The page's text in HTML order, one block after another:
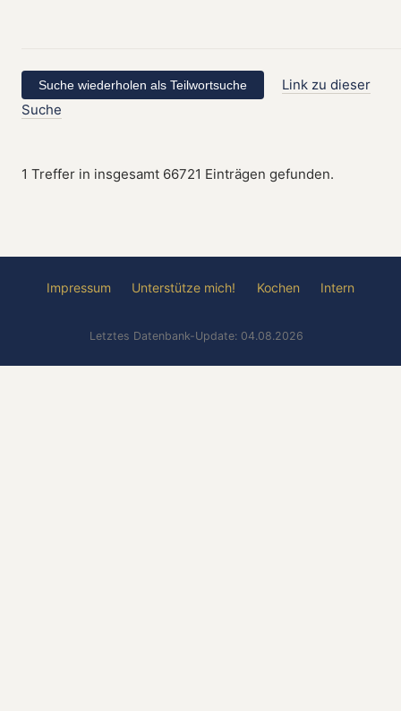
Link zu dieser
Suche
1 Treffer in insgesamt 66721 Einträgen gefunden.
Impressum Unterstütze mich! Kochen Intern
Letztes Datenbank-Update: 04.08.2026